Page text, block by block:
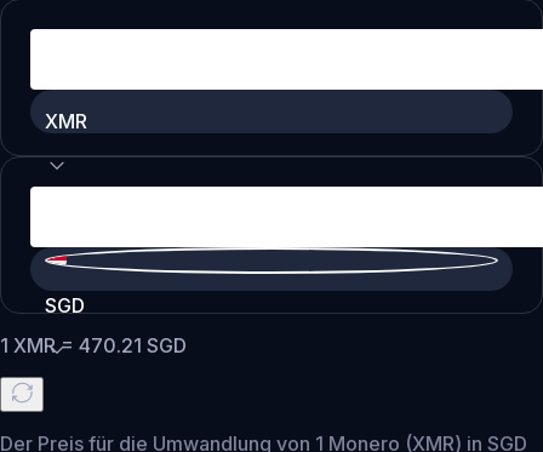
XMR
SGD
1 XMR= 470.21 SGD
Der Preis für die Umwandlung von 1 Monero (XMR) in SGD